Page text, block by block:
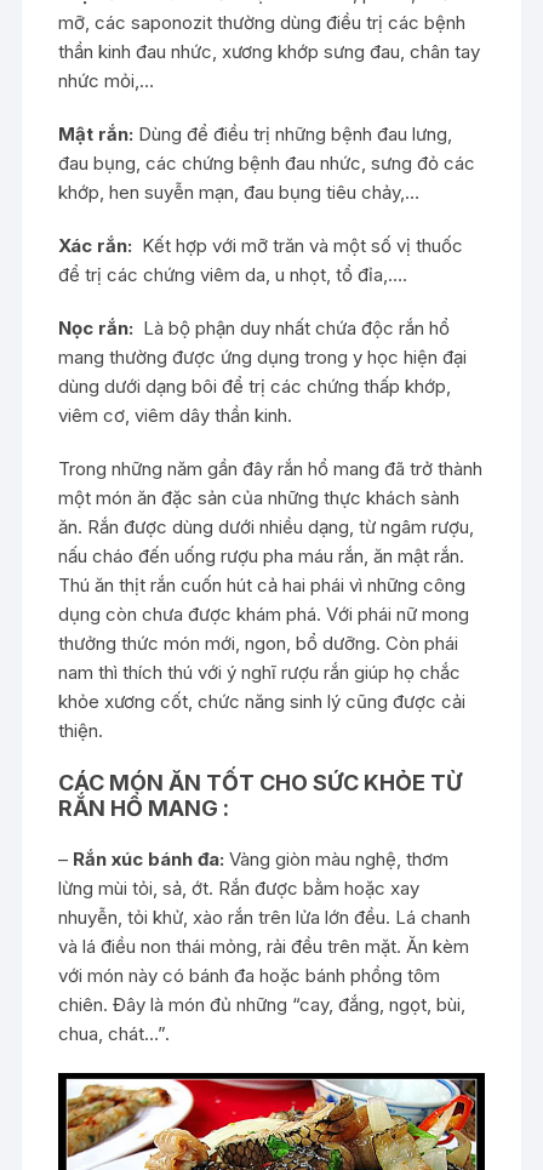
mỡ, các saponozit thường dùng điều trị các bệnh
thần kinh đau nhức, xương khớp sưng đau, chân tay
nhức mỏi,…
Mật rắn: Dùng để điều trị những bệnh đau lưng,
đau bụng, các chứng bệnh đau nhức, sưng đỏ các
khớp, hen suyễn mạn, đau bụng tiêu chảy,…
Xác rắn: Kết hợp với mỡ trăn và một số vị thuốc
để trị các chứng viêm da, u nhọt, tổ đỉa,….
Nọc rắn: Là bộ phận duy nhất chứa độc rắn hổ
mang thường được ứng dụng trong y học hiện đại
dùng dưới dạng bôi để trị các chứng thấp khớp,
viêm cơ, viêm dây thần kinh.
Trong những năm gần đây rắn hổ mang đã trở thành
một món ăn đặc sản của những thực khách sành
ăn. Rắn được dùng dưới nhiều dạng, từ ngâm rượu,
nấu cháo đến uống rượu pha máu rắn, ăn mật rắn.
Thú ăn thịt rắn cuốn hút cả hai phái vì những công
dụng còn chưa được khám phá. Với phái nữ mong
thưởng thức món mới, ngon, bổ dưỡng. Còn phái
nam thì thích thú với ý nghĩ rượu rắn giúp họ chắc
khỏe xương cốt, chức năng sinh lý cũng được cải
thiện.
CÁC MÓN ĂN TỐT CHO SỨC KHỎE TỪ
RẮN HỔ MANG :
– Rắn xúc bánh đa: Vàng giòn màu nghệ, thơm
lừng mùi tỏi, sả, ớt. Rắn được bằm hoặc xay
nhuyễn, tỏi khử, xào rắn trên lửa lớn đều. Lá chanh
và lá điều non thái mỏng, rải đều trên mặt. Ăn kèm
với món này có bánh đa hoặc bánh phồng tôm
chiên. Đây là món đủ những “cay, đắng, ngọt, bùi,
chua, chát…”.